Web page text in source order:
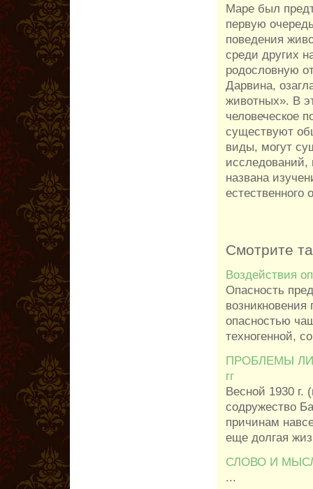
Маре был
первую
поведения
среди других
родословную
Дарвина,
животных». В
человеческое
существуют
виды, могут
исследований,
названа
естественного
Смотрите
Воздействия
Опасность
опасностью
техногенной,
ПРОБЛЕМЫ
гг
Весной 1930 г.
содружество
причинам
еще долгая
СЛОВО И
...